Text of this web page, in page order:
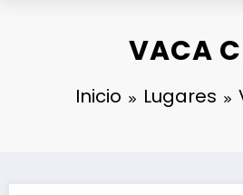
VACA
Inicio Lugares